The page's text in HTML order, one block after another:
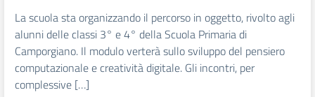
La scuola sta organizzando il percorso in oggetto, rivolto agli
alunni delle classi 3° e 4° della Scuola Primaria di
Camporgiano. Il modulo verterà sullo sviluppo del pensiero
computazionale e creatività digitale. Gli incontri, per
complessive […]